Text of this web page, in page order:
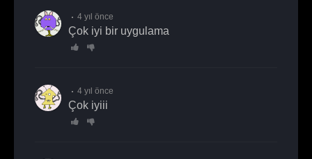
4 yıl önce
Çok iyi bir uygulama
4 yıl önce
Çok iyiii